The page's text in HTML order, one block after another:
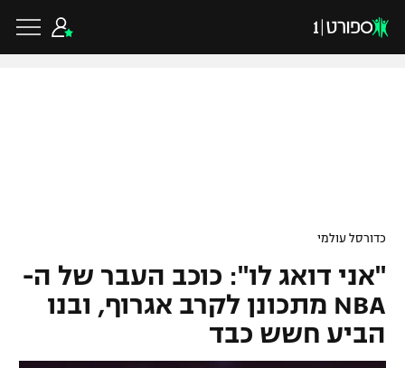
גביע הטוטו
ליגיונרים
ליגת האלופות
ליגה אירופית
ליגה אנגלית
כדורסל ישראלי
ליגת ווינר סל
כדורסל עולמי
כדורסל עולמי
"אני דואג לו": כוכב העבר של ה-
NBA מתכונן לקרב אגרוף, ובנו
הביע חשש כבד